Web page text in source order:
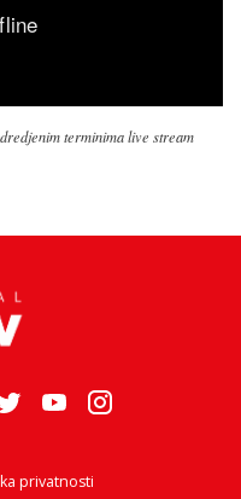
terminima live stream
privatnosti